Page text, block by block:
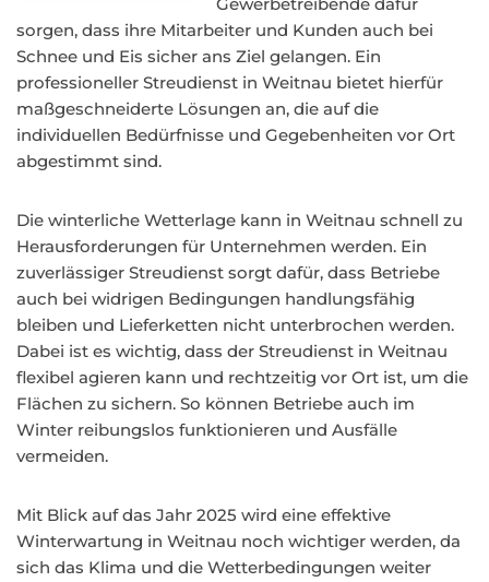
sorgen, dass ihre Mitarbeiter und Kunden auch bei
Schnee und Eis sicher ans Ziel gelangen. Ein
professioneller Streudienst in Weitnau bietet hierfür
maßgeschneiderte Lösungen an, die auf die
individuellen Bedürfnisse und Gegebenheiten vor Ort
abgestimmt sind.
Die winterliche Wetterlage kann in Weitnau schnell zu
Herausforderungen für Unternehmen werden. Ein
zuverlässiger Streudienst sorgt dafür, dass Betriebe
auch bei widrigen Bedingungen handlungsfähig
bleiben und Lieferketten nicht unterbrochen werden.
Dabei ist es wichtig, dass der Streudienst in Weitnau
flexibel agieren kann und rechtzeitig vor Ort ist, um die
Flächen zu sichern. So können Betriebe auch im
Winter reibungslos funktionieren und Ausfälle
vermeiden.
Mit Blick auf das Jahr 2025 wird eine effektive
Winterwartung in Weitnau noch wichtiger werden, da
sich das Klima und die Wetterbedingungen weiter